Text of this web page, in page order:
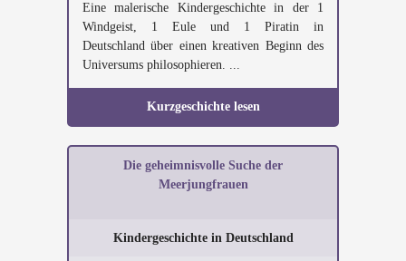
Eine malerische Kindergeschichte in der 1
Windgeist, 1 Eule und 1 Piratin in
Deutschland über einen kreativen Beginn des
Universums philosophieren. ...
Kurzgeschichte lesen
Die geheimnisvolle Suche der
Meerjungfrauen
Kindergeschichte in Deutschland